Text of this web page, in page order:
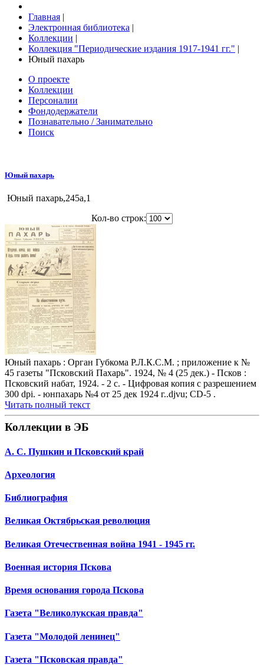
Главная |
Электронная библиотека |
Коллекции |
Коллекция "Периодические издания 1917-1941 гг." |
Юный пахарь
О проекте
Коллекции
Персоналии
Фондодержатели
Познавательно / Занимательно
Поиск
Юный пахарь
Юный пахарь,245a,1
Кол-во строк:
Юный пахарь : Орган Губкома Р.Л.К.С.М. ; приложение к №
45 газеты "Псковский Пахарь". 1924, № 4 (25 дек.) - Псков :
Псковский набат, 1924. - 2 с. - Цифровая копия с разрешением
300 dpi. - юнпахарь №4 от 25 дек 1924 г..djvu; CD-5 .
Читать полный текст
Коллекции в ЭБ
А. С. Пушкин и Псковский край
Археология
Библиография
Великая Октябрьская революция
Великая Отечественная война 1941 - 1945 гг.
Военная история Пскова
Время основания города Пскова
Газета "Великолукская правда"
Газета "Молодой ленинец"
Газета "Псковская правда"